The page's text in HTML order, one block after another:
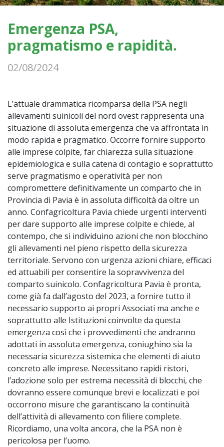
Emergenza PSA,
pragmatismo e rapidità.
02/08/2024
L’attuale drammatica ricomparsa della PSA negli
allevamenti suinicoli del nord ovest rappresenta una
situazione di assoluta emergenza che va affrontata in
modo rapida e pragmatico. Occorre fornire supporto
alle imprese colpite, far chiarezza sulla situazione
epidemiologica e sulla catena di contagio e soprattutto
serve pragmatismo e operatività per non
compromettere definitivamente un comparto che in
Provincia di Pavia è in assoluta difficoltà da oltre un
anno. Confagricoltura Pavia chiede urgenti interventi
per dare supporto alle imprese colpite e chiede, al
contempo, che si individuino azioni che non blocchino
gli allevamenti nel pieno rispetto della sicurezza
territoriale. Servono con urgenza azioni chiare, efficaci
ed attuabili per consentire la sopravvivenza del
comparto suinicolo. Confagricoltura Pavia è pronta,
come già fa dall’agosto del 2023, a fornire tutto il
necessario supporto ai propri Associati ma anche e
soprattutto alle Istituzioni coinvolte da questa
emergenza così che i provvedimenti che andranno
adottati in assoluta emergenza, coniughino sia la
necessaria sicurezza sistemica che elementi di aiuto
concreto alle imprese. Necessitano rapidi ristori,
l’adozione solo per estrema necessità di blocchi, che
dovranno essere comunque brevi e localizzati e poi
occorrono misure che garantiscano la continuità
dell’attività di allevamento con filiere complete.
Ricordiamo, una volta ancora, che la PSA non è
pericolosa per l’uomo.